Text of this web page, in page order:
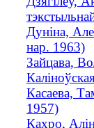
Дуніна,
нар. 1963)
Зайцава,
Касаева,
1957)
Кахро,